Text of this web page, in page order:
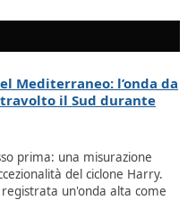
Mediterraneo: l’onda da
il Sud durante
prima: una misurazione
del ciclone Harry.
registrata un'onda alta come